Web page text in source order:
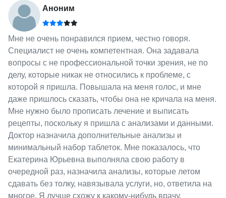
Аноним
Мне не очень понравился прием, честно говоря.
Специалист не очень компетентная. Она задавала
вопросы с не профессиональной точки зрения, не по
делу, которые никак не относились к проблеме, с
которой я пришла. Повышала на меня голос, и мне
даже пришлось сказать, чтобы она не кричала на меня.
Мне нужно было прописать лечение и выписать
рецепты, поскольку я пришла с анализами и данными.
Доктор назначила дополнительные анализы и
минимальный набор таблеток. Мне показалось, что
Екатерина Юрьевна выполняла свою работу в
очередной раз, назначила анализы, которые летом
сдавать без толку, навязывала услуги, но, ответила на
многое. Я лучше схожу к какому-нибудь врачу.